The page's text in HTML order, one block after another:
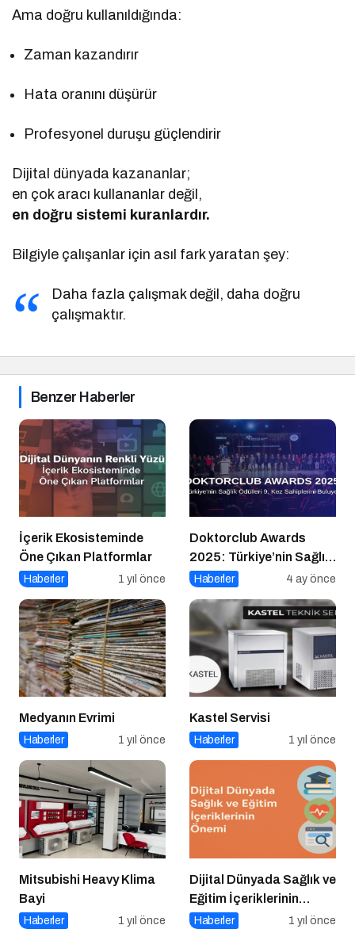
Ama doğru kullanıldığında:
Zaman kazandırır
Hata oranını düşürür
Profesyonel duruşu güçlendirir
Dijital dünyada kazananlar;
en çok aracı kullananlar değil,
en doğru sistemi kuranlardır.
Bilgiyle çalışanlar için asıl fark yaratan şey:
Daha fazla çalışmak değil, daha doğru
çalışmaktır.
Benzer Haberler
İçerik Ekosisteminde
Öne Çıkan Platformlar
Haberler 1 yıl önce
Doktorclub Awards
2025: Türkiye’nin Sağlık
Ödülleri 9. Kez
Haberler 4 ay önce
Medyanın Evrimi
Haberler 1 yıl önce
Kastel Servisi
Haberler 1 yıl önce
Mitsubishi Heavy Klima
Bayi
Haberler 1 yıl önce
Dijital Dünyada Sağlık ve
Eğitim İçeriklerinin
Önemi
Haberler 1 yıl önce